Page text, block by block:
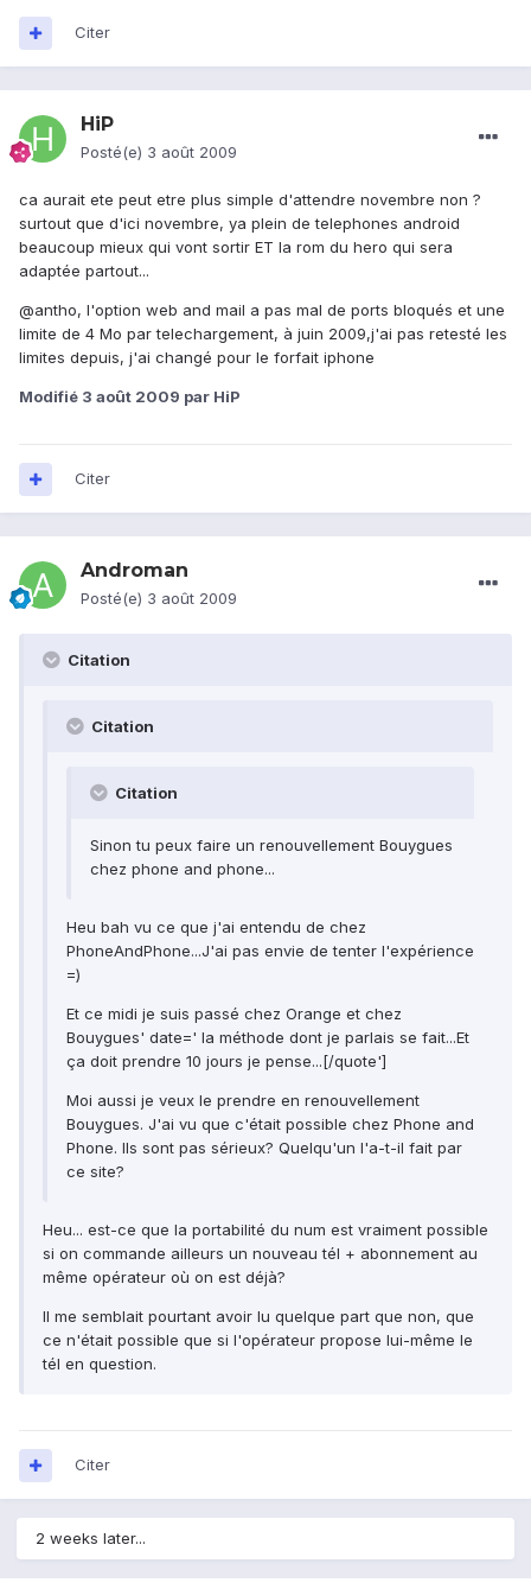
Citer
HiP
Posté(e) 3 août 2009
ca aurait ete peut etre plus simple d'attendre novembre non ?
surtout que d'ici novembre, ya plein de telephones android
beaucoup mieux qui vont sortir ET la rom du hero qui sera
adaptée partout...
@antho, l'option web and mail a pas mal de ports bloqués et une
limite de 4 Mo par telechargement, à juin 2009,j'ai pas retesté les
limites depuis, j'ai changé pour le forfait iphone
Modifié 3 août 2009 par HiP
Citer
Androman
Posté(e) 3 août 2009
Citation
Citation
Citation
Sinon tu peux faire un renouvellement Bouygues
chez phone and phone...
Heu bah vu ce que j'ai entendu de chez
PhoneAndPhone...J'ai pas envie de tenter l'expérience
=)
Et ce midi je suis passé chez Orange et chez
Bouygues' date=' la méthode dont je parlais se fait...Et
ça doit prendre 10 jours je pense...[/quote']
Moi aussi je veux le prendre en renouvellement
Bouygues. J'ai vu que c'était possible chez Phone and
Phone. Ils sont pas sérieux? Quelqu'un l'a-t-il fait par
ce site?
Heu... est-ce que la portabilité du num est vraiment possible
si on commande ailleurs un nouveau tél + abonnement au
même opérateur où on est déjà?
Il me semblait pourtant avoir lu quelque part que non, que
ce n'était possible que si l'opérateur propose lui-même le
tél en question.
Citer
2 weeks later...